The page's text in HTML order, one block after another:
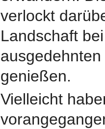
verlockt
Landschaft
genießen.
Vielleicht